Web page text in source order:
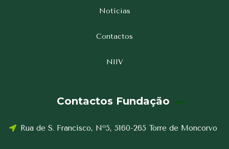
Notícias
Contactos
NIIV
Contactos Fundação
Rua de S. Francisco, Nº5, 5160-265 Torre de Moncorvo